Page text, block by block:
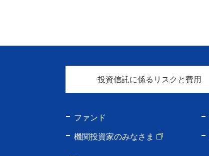
投資信託に係るリスクと費用
ファンド
機関投資家のみなさま